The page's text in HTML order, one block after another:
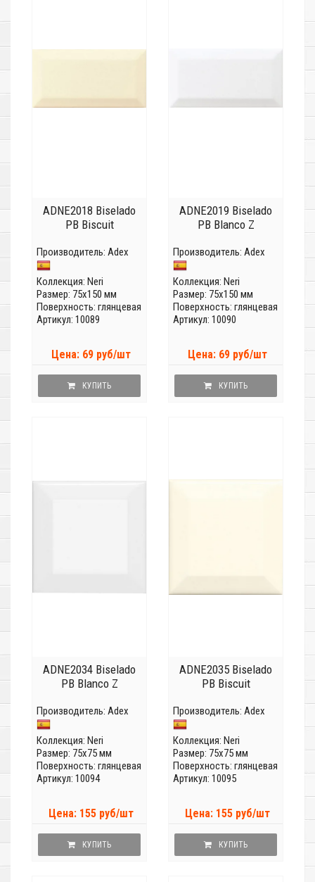
ADNE2018 Biselado
PB Biscuit
Производитель: Adex
Коллекция: Neri
Размер: 75x150 мм
Поверхность: глянцевая
Артикул: 10089
Цена: 69 руб/шт
КУПИТЬ
ADNE2019 Biselado
PB Blanco Z
Производитель: Adex
Коллекция: Neri
Размер: 75x150 мм
Поверхность: глянцевая
Артикул: 10090
Цена: 69 руб/шт
КУПИТЬ
ADNE2034 Biselado
PB Blanco Z
Производитель: Adex
Коллекция: Neri
Размер: 75x75 мм
Поверхность: глянцевая
Артикул: 10094
Цена: 155 руб/шт
КУПИТЬ
ADNE2035 Biselado
PB Biscuit
Производитель: Adex
Коллекция: Neri
Размер: 75x75 мм
Поверхность: глянцевая
Артикул: 10095
Цена: 155 руб/шт
КУПИТЬ